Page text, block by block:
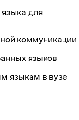
языка для
коммуникации
языков
языкам в вузе